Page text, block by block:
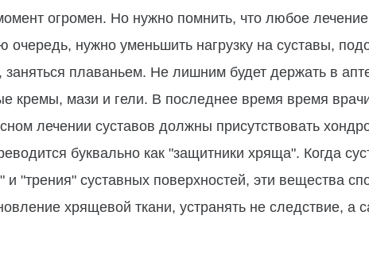
огромен. Но нужно помнить, что любое
нужно уменьшить нагрузку на суставы,
плаваньем. Не лишним будет держать в
кремы, мази и гели. В последнее время время
лечении суставов должны присутствовать
буквально как "защитники хряща". Когда
и "трения" суставных поверхностей, эти вещества
хрящевой ткани, устранять не следствие, а